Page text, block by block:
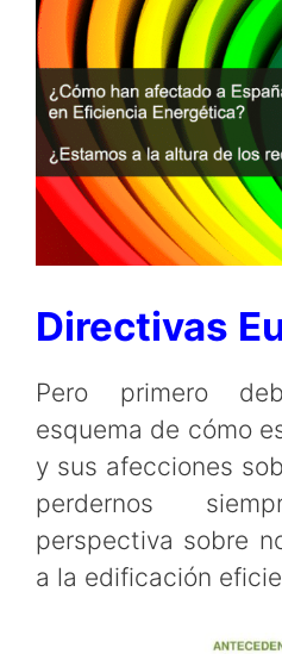
Directivas
Pero primero
esquema de cómo
y sus afecciones
perdernos
perspectiva sobre
a la edificación